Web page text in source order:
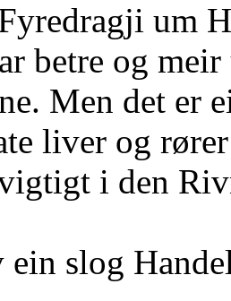
um
betre og
Men det er
liver og
i den
ein slog